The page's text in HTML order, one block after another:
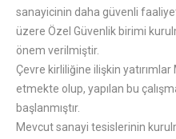
sanayicinin daha güvenli
üzere Özel Güvenlik birimi
önem verilmiştir.
Çevre kirliliğine ilişkin
etmekte olup, yapılan bu
başlanmıştır.
Mevcut sanayi tesislerinin